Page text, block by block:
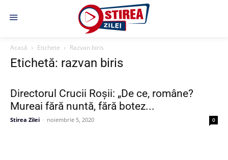
Acasă Etichete Razvan biris
Etichetă: razvan biris
Directorul Crucii Roșii: „De ce, române?
Mureai fără nuntă, fără botez...
Stirea Zilei - noiembrie 5, 2020 0